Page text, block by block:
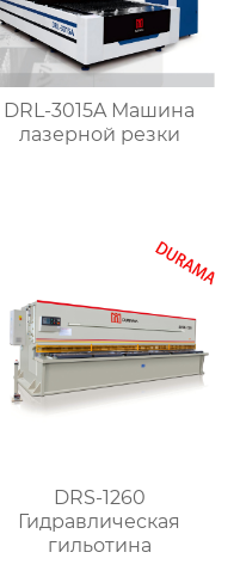
DRL-3015A Машина
лазерной резки
DRS-1260
Гидравлическая
гильотина